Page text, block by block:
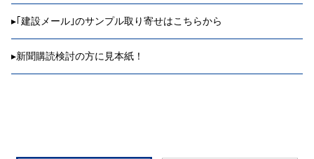
▸｢建設メール｣のサンプル取り寄せはこちらから
▸新聞購読検討の方に見本紙！